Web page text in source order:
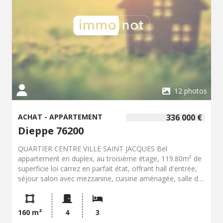
12 photos
336 000 €
ACHAT - APPARTEMENT
Dieppe 76200
QUARTIER CENTRE VILLE SAINT JACQUES Bel
appartement en duplex, au troisième étage, 119.80m² de
superficie loi carrez en parfait état, offrant hall d'entrée,
séjour salon avec mezzanine, cuisine aménagée, salle de
au sol, parfaitement exposé. Stationnement privatif dans
la résidence, cave en annexe. Bien vendu soumis au
statut de la copropriété La copropriété comprend 67 lots,
160 m² 4 3